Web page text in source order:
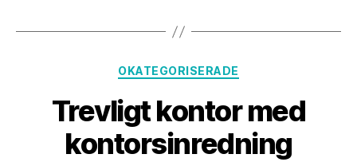
Kategorier
OKATEGORISERADE
Trevligt kontor med
kontorsinredning